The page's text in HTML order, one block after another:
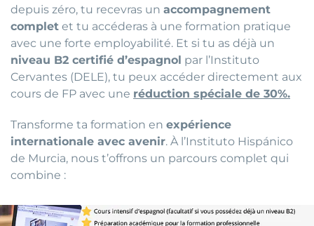
depuis zéro, tu recevras un accompagnement
complet et tu accéderas à une formation pratique
avec une forte employabilité. Et si tu as déjà un
niveau B2 certifié d’espagnol par l’Instituto
Cervantes (DELE), tu peux accéder directement aux
cours de FP avec une réduction spéciale de 30%.
Transforme ta formation en expérience
internationale avec avenir. À l’Instituto Hispánico
de Murcia, nous t’offrons un parcours complet qui
combine :